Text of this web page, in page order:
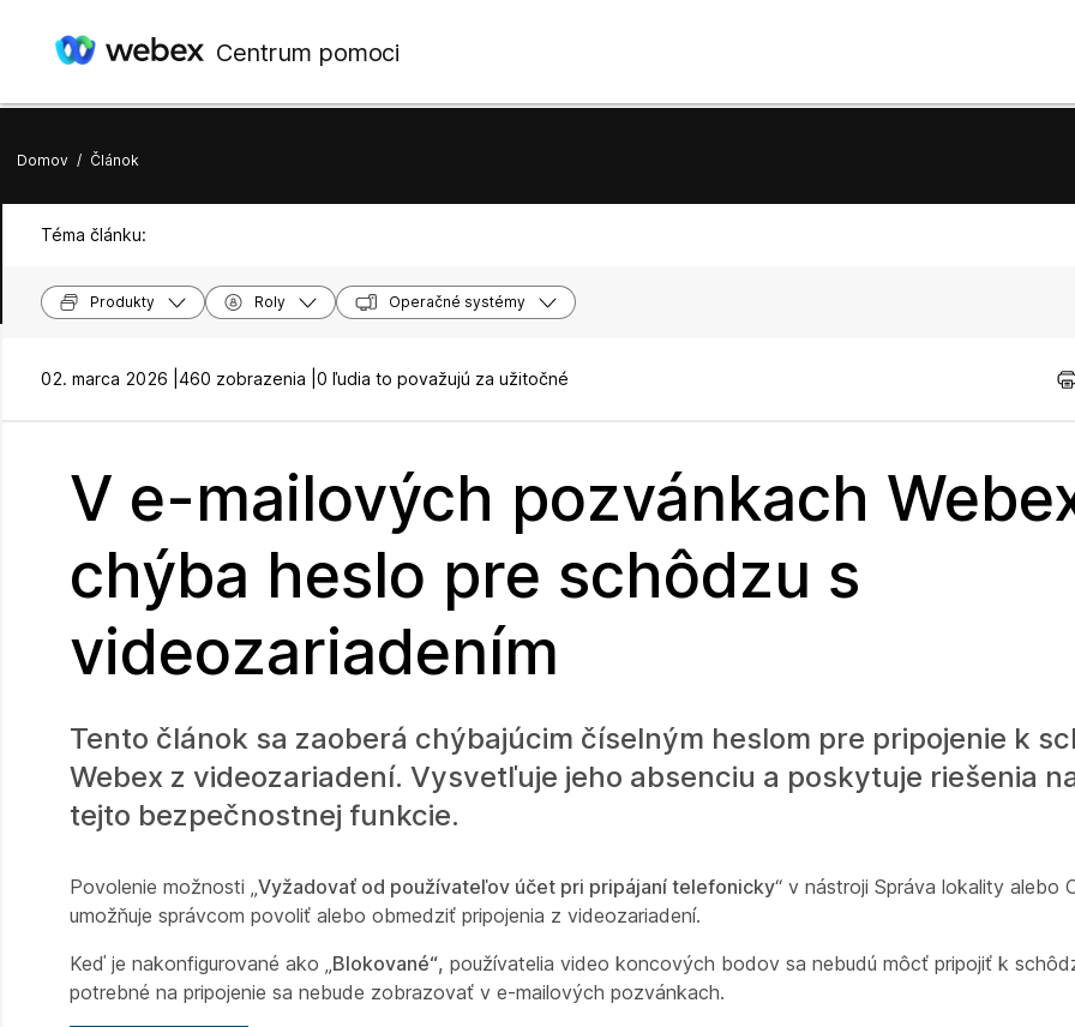
Centrum pomoci
Domov / Článok
Téma článku:
Produkty Roly Operačné systémy
02. marca 2026 | 460 zobrazenia | 0 ľudia to považujú za užitočné
V e-mailových pozvánkach
chýba heslo pre schôdzu s
videozariadením
Tento článok sa zaoberá chýbajúcim číselným heslom pre pripojenie k
Webex z videozariadení. Vysvetľuje jeho absenciu a poskytuje riešenia
tejto bezpečnostnej funkcie.
Povolenie možnosti „Vyžadovať od používateľov účet pri pripájaní telefonicky“ v nástroji Správa lokality alebo
umožňuje správcom povoliť alebo obmedziť pripojenia z videozariadení.
Keď je nakonfigurované ako „Blokované“, používatelia video koncových bodov sa nebudú môcť pripojiť k
potrebné na pripojenie sa nebude zobrazovať v e-mailových pozvánkach.